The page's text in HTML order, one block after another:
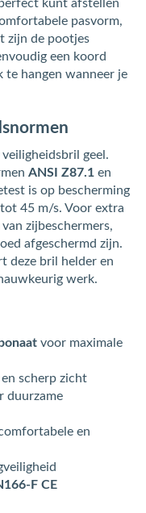
kunt afstellen
pasvorm,
zijn de pootjes
een koord
te hangen wanneer je
geel.
ANSI Z87.1 en
is op bescherming
45 m/s. Voor extra
zijbeschermers,
afgeschermd zijn.
deze bril helder en
werk.
voor maximale
scherp zicht
duurzame
en
F CE